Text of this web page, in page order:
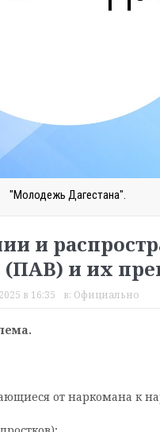
"Молодежь Дагестана".
и
и их
в 16:35 в: Официально
от наркомана к